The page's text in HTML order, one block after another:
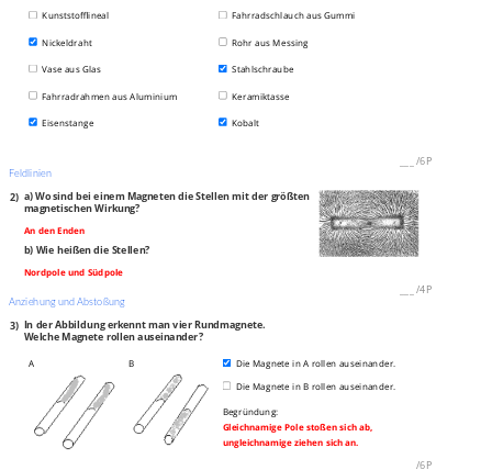
Kunststofflineal Fahrradschlauch aus Gummi
Nickeldraht Rohr aus Messing
Vase aus Glas Stahlschraube
Fahrradrahmen aus Aluminium Keramiktasse
Eisenstange Kobalt
/6P
Feldlinien
2) a)Wo sind bei einem Magneten die Stellen mit der größten
magnetischen Wirkung?
An den Enden
b) Wie heißen die Stellen?
Nordpole und Südpole
/4P
Anziehung und Abstoßung
3) In der Abbildung erkennt man vier Rundmagnete.
Welche Magnete rollen auseinander?
A B
Die Magnete in A rollen auseinander.
Die Magnete in B rollen auseinander.
Begründung:
Gleichnamige Pole stoßen sich ab,
ungleichnamige ziehen sich an.
/6P